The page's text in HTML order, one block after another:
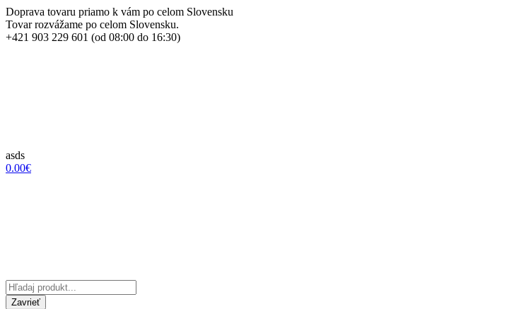
Doprava tovaru priamo k vám po celom Slovensku
Tovar rozvážame po celom Slovensku.
+421 903 229 601 (od 08:00 do 16:30)
asds
0.00€
Zavrieť